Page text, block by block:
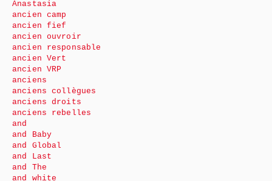
Anastasia
ancien camp
ancien fief
ancien ouvroir
ancien responsable
ancien Vert
ancien VRP
anciens
anciens collègues
anciens droits
anciens rebelles
and
and Baby
and Global
and Last
and The
and white